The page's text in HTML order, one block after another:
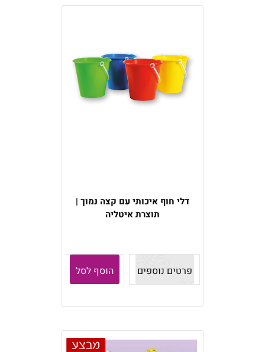
דלי חוף איכותי עם קצה נמוך |
תוצרת איטליה
פרטים נוספים הוסף לסל